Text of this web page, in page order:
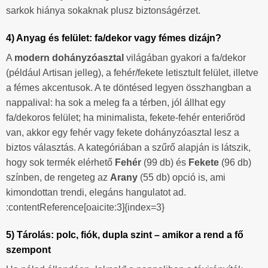
sarkok hiánya sokaknak plusz biztonságérzet.
4) Anyag és felület: fa/dekor vagy fémes dizájn?
A modern dohányzóasztal világában gyakori a fa/dekor
(például Artisan jelleg), a fehér/fekete letisztult felület, illetve
a fémes akcentusok. A te döntésed legyen összhangban a
nappalival: ha sok a meleg fa a térben, jól állhat egy
fa/dekoros felület; ha minimalista, fekete-fehér enteriőröd
van, akkor egy fehér vagy fekete dohányzóasztal lesz a
biztos választás. A kategóriában a szűrő alapján is látszik,
hogy sok termék elérhető Fehér (99 db) és Fekete (96 db)
színben, de rengeteg az Arany (55 db) opció is, ami
kimondottan trendi, elegáns hangulatot ad.
:contentReference[oaicite:3]{index=3}
5) Tárolás: polc, fiók, dupla szint – amikor a rend a fő
szempont